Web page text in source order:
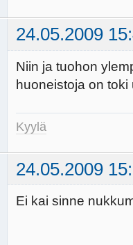
24.05.2009
Niin ja tuohon
huoneistoja on
Kyylä
24.05.2009
Ei kai sinne